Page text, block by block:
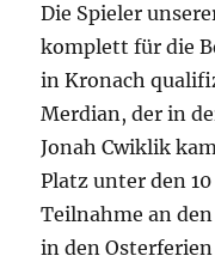
Die Spieler
komplett für die
in Kronach
Merdian, der in
Jonah Cwiklik
Platz unter den
Teilnahme an
in den